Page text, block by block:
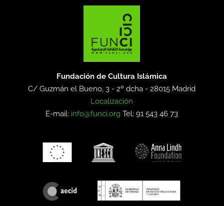
Fundación de Cultura Islámica
C/ Guzmán el Bueno, 3 - 2º dcha -28015 Madrid
Localización
E-mail: info@funci.org Tel: 91 543 46 73